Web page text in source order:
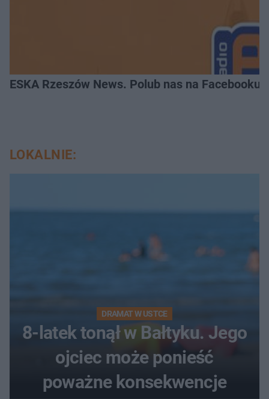
ESKA Rzeszów News. Polub nas na Facebooku!
LOKALNIE:
DRAMAT W USTCE
8-latek tonął w Bałtyku. Jego
ojciec może ponieść
poważne konsekwencje